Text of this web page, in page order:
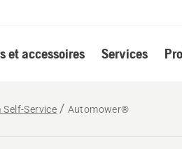
et accessoires Services
Service Automower®